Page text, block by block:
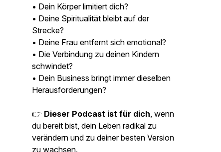
• Dein Körper limitiert dich?
• Deine Spiritualität bleibt auf der
Strecke?
• Deine Frau entfernt sich emotional?
• Die Verbindung zu deinen Kindern
schwindet?
• Dein Business bringt immer dieselben
Herausforderungen?
👉 Dieser Podcast ist für dich, wenn
du bereit bist, dein Leben radikal zu
verändern und zu deiner besten Version
zu wachsen.